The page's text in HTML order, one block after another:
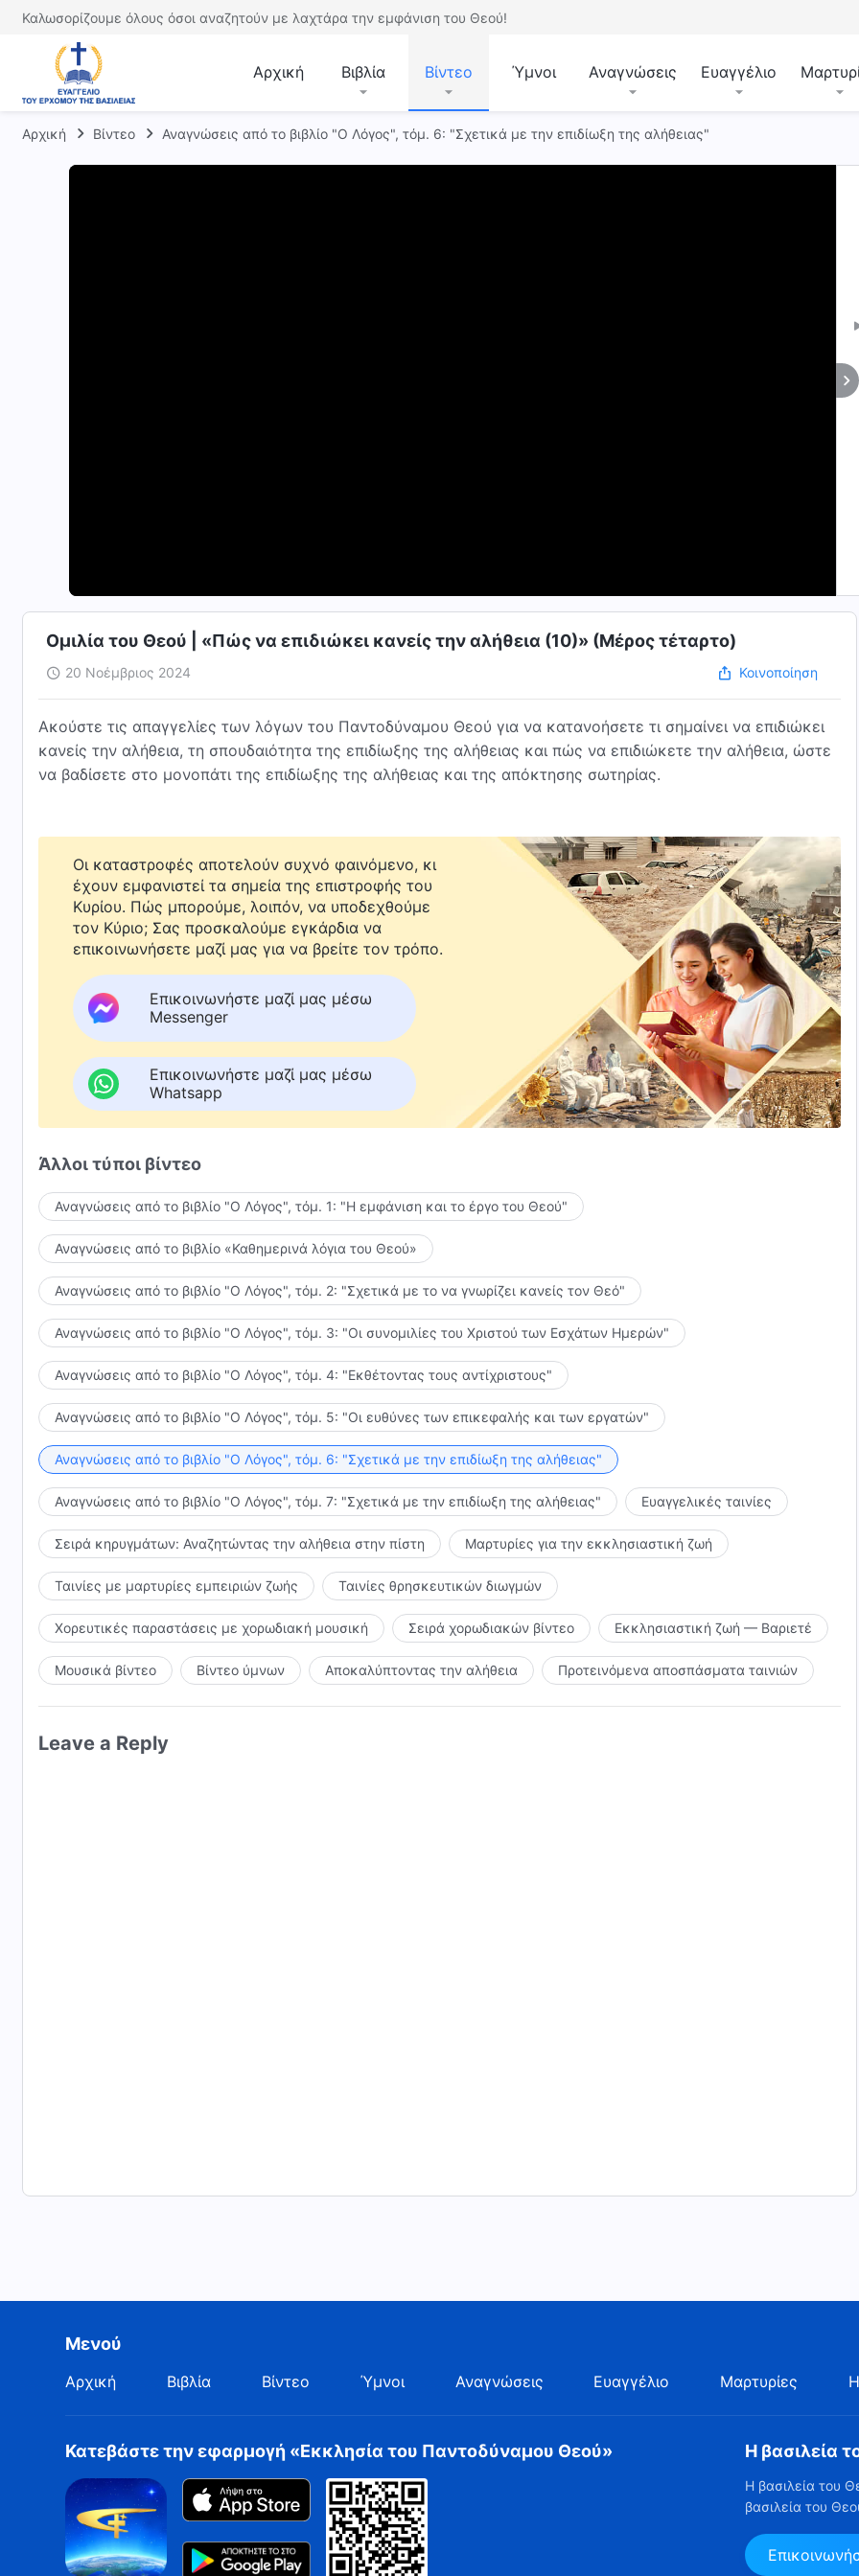
Καλωσορίζουμε όλους όσοι αναζητούν με λαχτάρα την εμφάνιση του Θεού!
Αρχική Βιβλία Βίντεο Ύμνοι Αναγνώσεις Ευαγγέλιο
Αρχική Βίντεο Αναγνώσεις από το βιβλίο "Ο Λόγος", τόμ. 6: "Σχετικά με την επιδίωξη της αλήθειας"
Ομιλία του Θεού | «Πώς να επιδιώκει κανείς την αλήθεια (10)» (Μέρος τέταρτο)
20 Νοέμβριος 2024 Κοινοποίηση
Ακούστε τις απαγγελίες των λόγων του Παντοδύναμου Θεού για να κατανοήσετε τι σημαίνει να επιδιώκει
κανείς την αλήθεια, τη σπουδαιότητα της επιδίωξης της αλήθειας και πώς να επιδιώκετε την αλήθεια, ώστε
να βαδίσετε στο μονοπάτι της επιδίωξης της αλήθειας και της απόκτησης σωτηρίας.
Οι καταστροφές αποτελούν συχνό φαινόμενο, κι
έχουν εμφανιστεί τα σημεία της επιστροφής του
Κυρίου. Πώς μπορούμε, λοιπόν, να υποδεχθούμε
τον Κύριο; Σας προσκαλούμε εγκάρδια να
επικοινωνήσετε μαζί μας για να βρείτε τον τρόπο.
Επικοινωνήστε μαζί μας μέσω
Messenger
Επικοινωνήστε μαζί μας μέσω
Whatsapp
Άλλοι τύποι βίντεο
Αναγνώσεις από το βιβλίο "Ο Λόγος", τόμ. 1: "Η εμφάνιση και το έργο του Θεού"
Αναγνώσεις από το βιβλίο «Καθημερινά λόγια του Θεού»
Αναγνώσεις από το βιβλίο "Ο Λόγος", τόμ. 2: "Σχετικά με το να γνωρίζει κανείς τον Θεό"
Αναγνώσεις από το βιβλίο "Ο Λόγος", τόμ. 3: "Οι συνομιλίες του Χριστού των Εσχάτων Ημερών"
Αναγνώσεις από το βιβλίο "Ο Λόγος", τόμ. 4: "Εκθέτοντας τους αντίχριστους"
Αναγνώσεις από το βιβλίο "Ο Λόγος", τόμ. 5: "Οι ευθύνες των επικεφαλής και των εργατών"
Αναγνώσεις από το βιβλίο "Ο Λόγος", τόμ. 6: "Σχετικά με την επιδίωξη της αλήθειας"
Αναγνώσεις από το βιβλίο "Ο Λόγος", τόμ. 7: "Σχετικά με την επιδίωξη της αλήθειας" Ευαγγελικές ταινίες
Σειρά κηρυγμάτων: Αναζητώντας την αλήθεια στην πίστη Μαρτυρίες για την εκκλησιαστική ζωή
Ταινίες με μαρτυρίες εμπειριών ζωής Ταινίες θρησκευτικών διωγμών
Χορευτικές παραστάσεις με χορωδιακή μουσική Σειρά χορωδιακών βίντεο Εκκλησιαστική ζωή — Βαριετέ
Μουσικά βίντεο Βίντεο ύμνων Αποκαλύπτοντας την αλήθεια Προτεινόμενα αποσπάσματα ταινιών
Leave a Reply
Μενού
Αρχική Βιβλία Βίντεο Ύμνοι Αναγνώσεις Ευαγγέλιο Μαρτυρίες
Κατεβάστε την εφαρμογή «Εκκλησία του Παντοδύναμου Θεού» Η βασιλεία
Η βασιλεία του
βασιλεία του